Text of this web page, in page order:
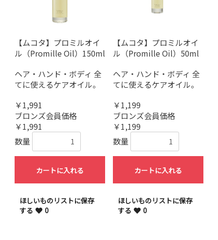
【ムコタ】プロミルオイ
ル（Promille Oil）150ml
ヘア・ハンド・ボディ 全
てに使えるケアオイル。
￥1,991
ブロンズ会員価格
￥1,991
数量
カートに入れる
ほしいものリストに保存
する
0
【ムコタ】プロミルオイ
ル（Promille Oil）50ml
ヘア・ハンド・ボディ 全
てに使えるケアオイル。
￥1,199
ブロンズ会員価格
￥1,199
数量
カートに入れる
ほしいものリストに保存
する
0
お買い物を続ける カートへ進む